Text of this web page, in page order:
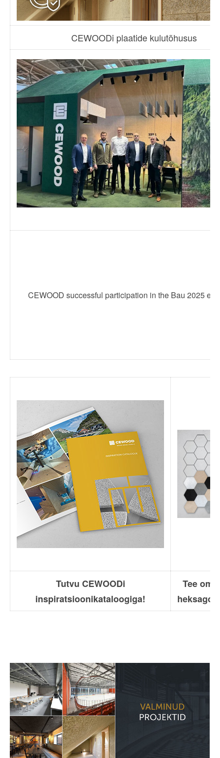
CEWOODi plaatide kulutõhusus
CEWOOD successful participation in the Bau 2025
Tutvu CEWOODi
inspiratsioonikataloogiga!
Tee